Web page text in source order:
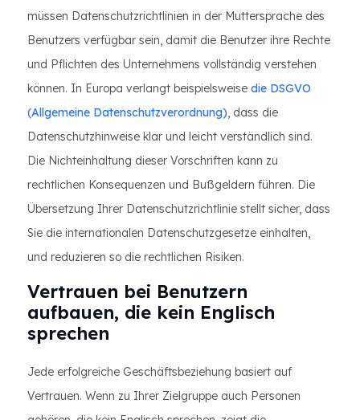
müssen Datenschutzrichtlinien in der Muttersprache des
Benutzers verfügbar sein, damit die Benutzer ihre Rechte
und Pflichten des Unternehmens vollständig verstehen
können. In Europa verlangt beispielsweise die DSGVO
(Allgemeine Datenschutzverordnung), dass die
Datenschutzhinweise klar und leicht verständlich sind.
Die Nichteinhaltung dieser Vorschriften kann zu
rechtlichen Konsequenzen und Bußgeldern führen. Die
Übersetzung Ihrer Datenschutzrichtlinie stellt sicher, dass
Sie die internationalen Datenschutzgesetze einhalten,
und reduzieren so die rechtlichen Risiken.
Vertrauen bei Benutzern
aufbauen, die kein Englisch
sprechen
Jede erfolgreiche Geschäftsbeziehung basiert auf
Vertrauen. Wenn zu Ihrer Zielgruppe auch Personen